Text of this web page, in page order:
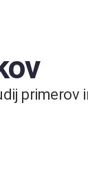
primerov